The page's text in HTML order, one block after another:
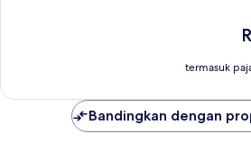
termasuk
Bandingkan dengan